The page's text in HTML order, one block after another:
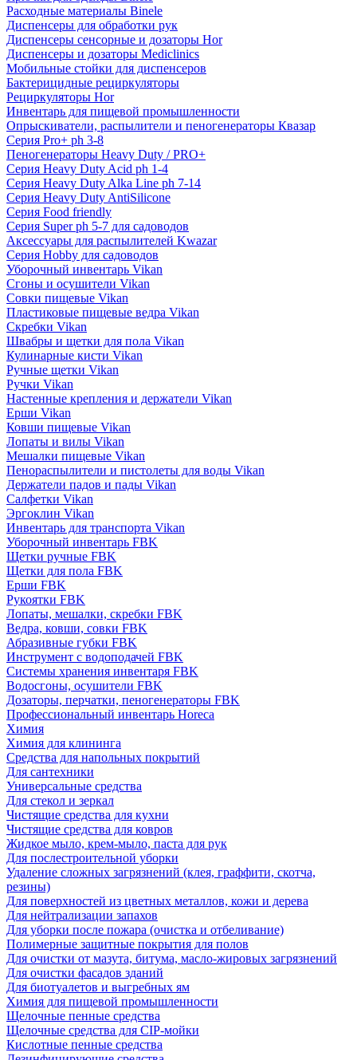
Расходные материалы Binele
Диспенсеры для обработки рук
Диспенсеры сенсорные и дозаторы Hor
Диспенсеры и дозаторы Mediclinics
Мобильные стойки для диспенсеров
Бактерицидные рециркуляторы
Рециркуляторы Hor
Инвентарь для пищевой промышленности
Опрыскиватели, распылители и пеногенераторы Квазар
Серия Pro+ ph 3-8
Пеногенераторы Heavy Duty / PRO+
Серия Heavy Duty Acid ph 1-4
Серия Heavy Duty Alka Line ph 7-14
Серия Heavy Duty AntiSilicone
Серия Food friendly
Серия Super ph 5-7 для садоводов
Аксессуары для распылителей Kwazar
Серия Hobby для садоводов
Уборочный инвентарь Vikan
Сгоны и осушители Vikan
Совки пищевые Vikan
Пластиковые пищевые ведра Vikan
Скребки Vikan
Швабры и щетки для пола Vikan
Кулинарные кисти Vikan
Ручные щетки Vikan
Ручки Vikan
Настенные крепления и держатели Vikan
Ерши Vikan
Ковши пищевые Vikan
Лопаты и вилы Vikan
Мешалки пищевые Vikan
Пенораспылители и пистолеты для воды Vikan
Держатели падов и пады Vikan
Салфетки Vikan
Эргоклин Vikan
Инвентарь для транспорта Vikan
Уборочный инвентарь FBK
Щетки ручные FBK
Щетки для пола FBK
Ерши FBK
Рукоятки FBK
Лопаты, мешалки, скребки FBK
Ведра, ковши, совки FBK
Абразивные губки FBK
Инструмент с водоподачей FBK
Системы хранения инвентаря FBK
Водосгоны, осушители FBK
Дозаторы, перчатки, пеногенераторы FBK
Профессиональный инвентарь Horeca
Химия
Химия для клининга
Средства для напольных покрытий
Для сантехники
Универсальные средства
Для стекол и зеркал
Чистящие средства для кухни
Чистящие средства для ковров
Жидкое мыло, крем-мыло, паста для рук
Для послестроительной уборки
Удаление сложных загрязнений (клея, граффити, скотча,
резины)
Для поверхностей из цветных металлов, кожи и дерева
Для нейтрализации запахов
Для уборки после пожара (очистка и отбеливание)
Полимерные защитные покрытия для полов
Для очистки от мазута, битума, масло-жировых загрязнений
Для очистки фасадов зданий
Для биотуалетов и выгребных ям
Химия для пищевой промышленности
Щелочные пенные средства
Щелочные средства для CIP-мойки
Кислотные пенные средства